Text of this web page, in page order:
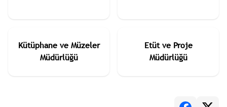
Kütüphane ve Müzeler
Müdürlüğü
Etüt ve Proje
Müdürlüğü